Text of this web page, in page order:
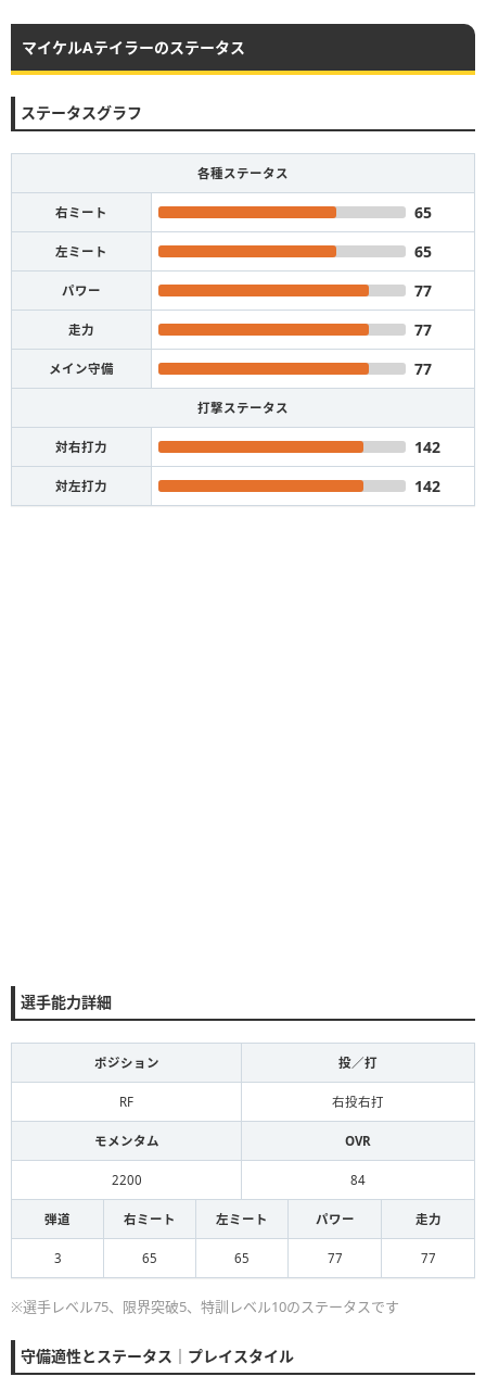
マイケルAテイラーのステータス
ステータスグラフ
各種ステータス
右ミート 65
左ミート 65
パワー 77
走力 77
メイン守備 77
打撃ステータス
対右打力 142
対左打力 142
選手能力詳細
ポジション 投／打
RF 右投右打
モメンタム OVR
2200 84
弾道 右ミート 左ミート パワー 走力
3 65 65 77 77
※選手レベル75、限界突破5、特訓レベル10のステータスです
守備適性とステータス｜プレイスタイル